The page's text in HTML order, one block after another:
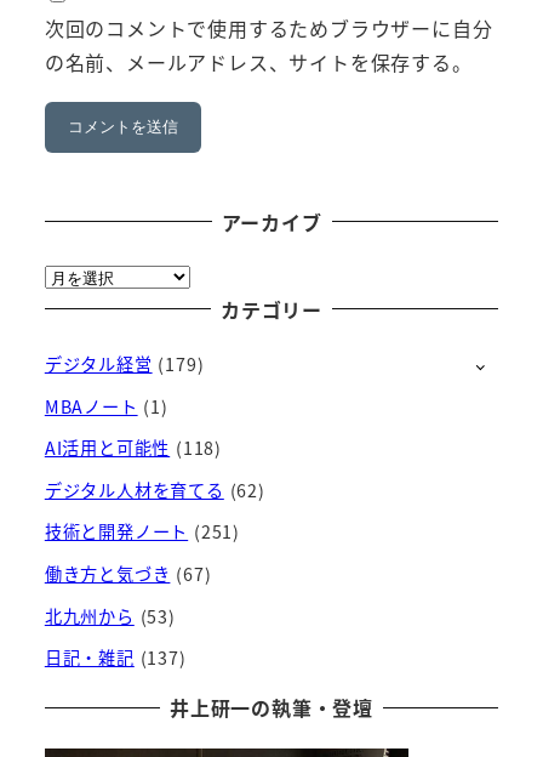
次回のコメントで使用するためブラウザーに自分
の名前、メールアドレス、サイトを保存する。
アーカイブ
ア
ー
イ
ブ
カテゴリー
デジタル経営 (179)
MBAノート (1)
AI活用と可能性 (118)
デジタル人材を育てる (62)
技術と開発ノート (251)
働き方と気づき (67)
北九州から (53)
日記・雑記 (137)
井上研一の執筆・登壇